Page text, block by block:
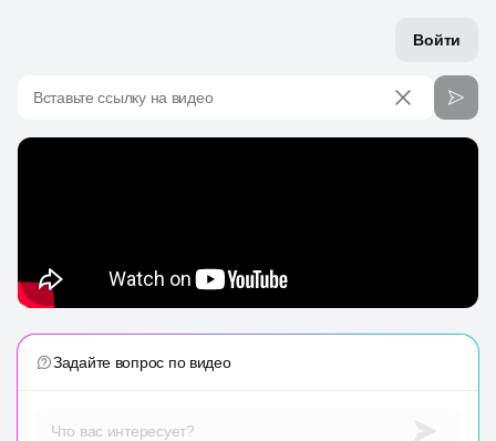
Войти
Вставьте ссылку на видео
Задайте вопрос по видео
Что вас интересует?